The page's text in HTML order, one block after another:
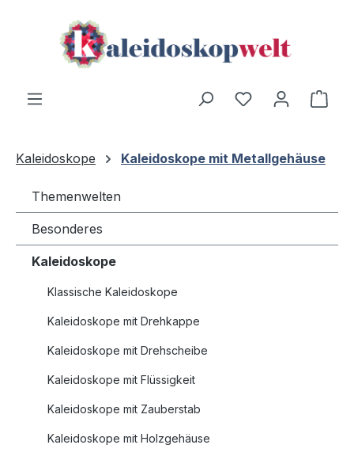
Zum Hauptinhalt springen
Du hast 0
Kaleidoskope Kaleidoskope mit Metallgehäuse
Themenwelten
Besonderes
Kaleidoskope
Klassische Kaleidoskope
Kaleidoskope mit Drehkappe
Kaleidoskope mit Drehscheibe
Kaleidoskope mit Flüssigkeit
Kaleidoskope mit Zauberstab
Kaleidoskope mit Holzgehäuse